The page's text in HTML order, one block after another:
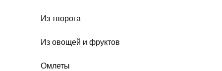
Из творога
Из овощей и фруктов
Омлеты